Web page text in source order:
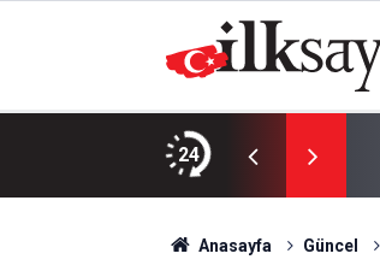
24
Anasayfa Güncel